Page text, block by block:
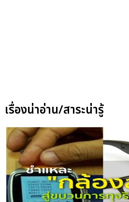
เรื่องน่าอ่าน/สาระน่ารู้